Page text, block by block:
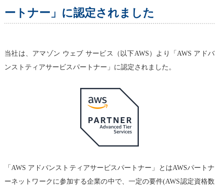
ートナー」に認定されました
当社は、アマゾン ウェブ サービス（以下AWS）より「AWS アドバ
ンストティアサービスパートナー」に認定されました。
「AWS アドバンストティアサービスパートナー」とはAWSパートナ
ーネットワークに参加する企業の中で、一定の要件(AWS認定資格数